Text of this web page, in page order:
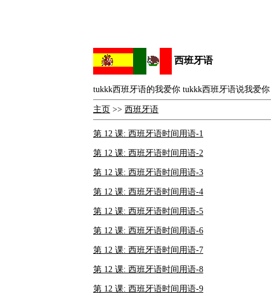
西班牙语
tukkk西班牙语的我爱你 tukkk西班牙语说我爱
主页 >> 西班牙语
第 12 课: 西班牙语时间用语-1
第 12 课: 西班牙语时间用语-2
第 12 课: 西班牙语时间用语-3
第 12 课: 西班牙语时间用语-4
第 12 课: 西班牙语时间用语-5
第 12 课: 西班牙语时间用语-6
第 12 课: 西班牙语时间用语-7
第 12 课: 西班牙语时间用语-8
第 12 课: 西班牙语时间用语-9